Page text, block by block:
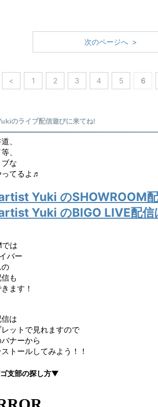
次のページへ >
< 1 2 3 4 5 6
のライブ配信遊びに来てね!
、
、
な
てるよ♬
Yuki のSHOWROOM
Yuki のBIGO LIVE配信
では
バー
も
ます！
は
ットで見れますので
ナーから
トールしてみよう！！
支部の探し方▼